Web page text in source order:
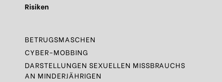
Risiken
BETRUGSMASCHEN
CYBER-MOBBING
DARSTELLUNGEN SEXUELLEN MISSBRAUCHS
AN MINDERJÄHRIGEN